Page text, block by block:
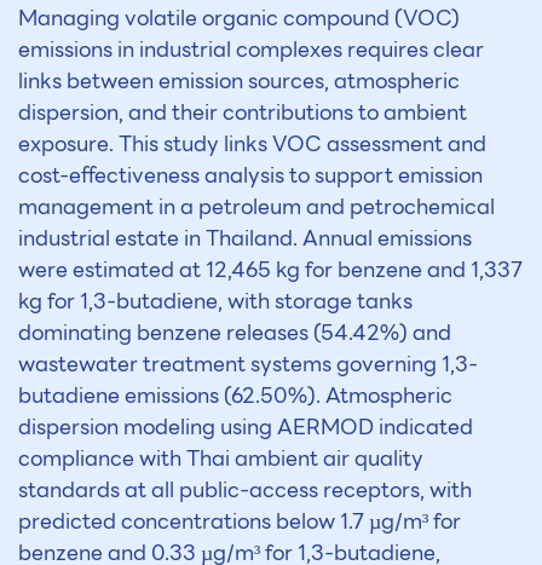
Managing volatile organic compound (VOC)
emissions in industrial complexes requires clear
links between emission sources, atmospheric
dispersion, and their contributions to ambient
exposure. This study links VOC assessment and
cost-effectiveness analysis to support emission
management in a petroleum and petrochemical
industrial estate in Thailand. Annual emissions
were estimated at 12,465 kg for benzene and 1,337
kg for 1,3-butadiene, with storage tanks
dominating benzene releases (54.42%) and
wastewater treatment systems governing 1,3-
butadiene emissions (62.50%). Atmospheric
dispersion modeling using AERMOD indicated
compliance with Thai ambient air quality
standards at all public-access receptors, with
predicted concentrations below 1.7 µg/m³ for
benzene and 0.33 µg/m³ for 1,3-butadiene,